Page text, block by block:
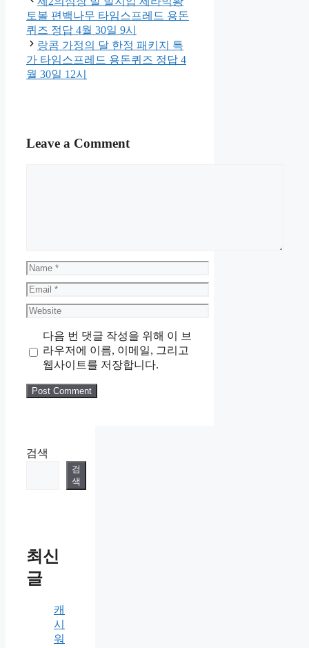
토볼 편백나무 타임스프레드 용돈
퀴즈 정답 4월 30일 9시
랑콤 가정의 달 한정 패키지 특
가 타임스프레드 용돈퀴즈 정답 4
월 30일 12시
Leave a Comment
Name
Email
Website
다음 번 댓글 작성을 위해 이 브
라우저에 이름, 이메일, 그리고
웹사이트를 저장합니다.
검색
검
색
최신
글
캐
시
워